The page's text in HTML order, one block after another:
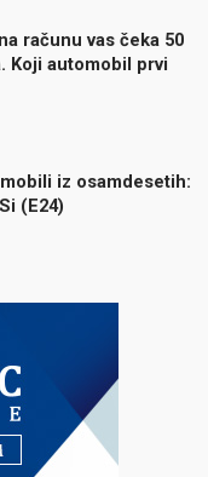
računu vas čeka 50
Koji automobil prvi
iz osamdesetih:
(E24)